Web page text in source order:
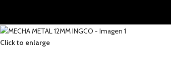
Click to enlarge